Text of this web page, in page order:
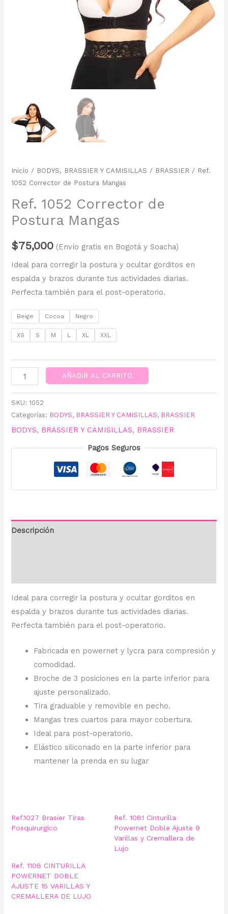
Inicio / BODYS, BRASSIER Y CAMISILLAS / BRASSIER / Ref.
1052 Corrector de Postura Mangas
Ref. 1052 Corrector de
Postura Mangas
$75,000 (Envío gratis en Bogotá y Soacha)
Ideal para corregir la postura y ocultar gorditos en
espalda y brazos durante tus actividades diarias.
Perfecta también para el post-operatorio.
Beige Cocoa Negro
XS S M L XL XXL
AÑADIR AL CARRITO
SKU:1052
Categorías: BODYS, BRASSIER Y CAMISILLAS, BRASSIER
BODYS, BRASSIER Y CAMISILLAS, BRASSIER
Pagos Seguros
Descripción
Ideal para corregir la postura y ocultar gorditos en
espalda y brazos durante tus actividades diarias.
Perfecta también para el post-operatorio.
Fabricada en powernet y lycra para compresión y
comodidad.
Broche de 3 posiciones en la parte inferior para
ajuste personalizado.
Tira graduable y removible en pecho.
Mangas tres cuartos para mayor cobertura.
Ideal para post-operatorio.
Elástico siliconado en la parte inferior para
mantener la prenda en su lugar
Ref.1027 Brasier Tiras
Posquirurgico
Ref. 1081 Cinturilla
Powernet Doble Ajuste 9
Varillas y Cremallera de
Lujo
Ref. 1108 CINTURILLA
POWERNET DOBLE
AJUSTE 15 VARILLAS Y
CREMALLERA DE LUJO